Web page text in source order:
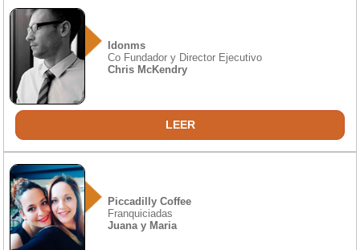
Idonms
Co Fundador y Director Ejecutivo
Chris McKendry
LEER
Piccadilly Coffee
Franquiciadas
Juana y Maria